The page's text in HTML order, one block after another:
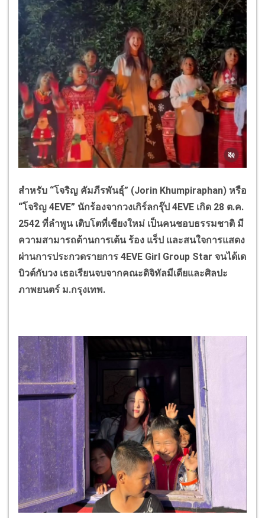
สำหรับ “โจริญ คัมภีรพันธุ์” (Jorin Khumpiraphan) หรือ
“โจริญ 4EVE” นักร้องจากวงเกิร์ลกรุ๊ป 4EVE เกิด 28 ต.ค.
2542 ที่ลำพูน เติบโตที่เชียงใหม่ เป็นคนชอบธรรมชาติ มี
ความสามารถด้านการเต้น ร้อง แร็ป และสนใจการแสดง
ผ่านการประกวดรายการ 4EVE Girl Group Star จนได้เด
บิวต์กับวง เธอเรียนจบจากคณะดิจิทัลมีเดียและศิลปะ
ภาพยนตร์ ม.กรุงเทพ.